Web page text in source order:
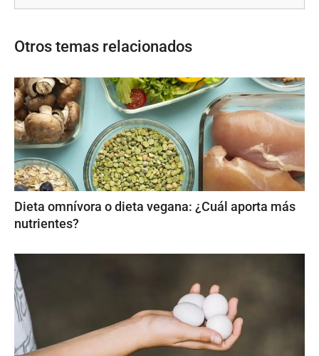
Otros temas relacionados
Dieta omnívora o dieta vegana: ¿Cuál aporta más
nutrientes?